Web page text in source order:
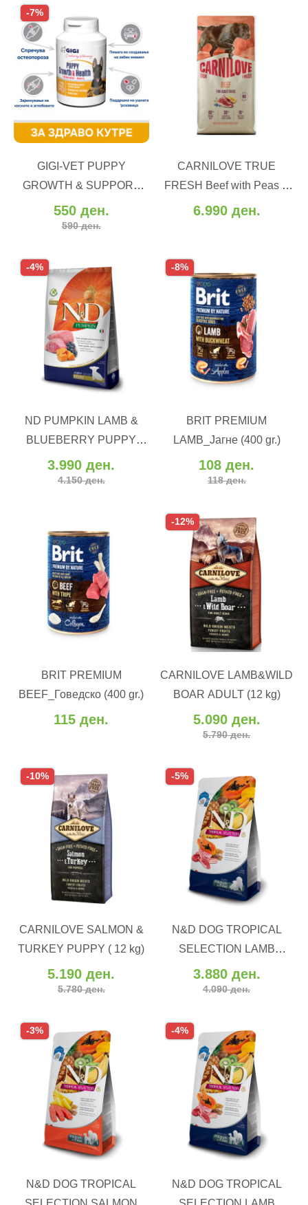
-7%
GIGI-VET PUPPY
GROWTH & SUPPORT
(30 tbl)
550 ден.
590 ден.
ВО КОШНИЧКА
Додај во желби
Додај за споредба
CARNILOVE TRUE
FRESH Beef with Peas &
Pumpkin - Свежо
6.990 ден.
Додај во желби
Додај за споредба
-4%
ND PUMPKIN LAMB &
BLUEBERRY PUPPY
MINI (7 kg)
3.990 ден.
4.150 ден.
Додај во желби
Додај за споредба
-8%
BRIT PREMIUM
LAMB_Јагне (400 gr.)
108 ден.
118 ден.
Додај во желби
Додај за споредба
BRIT PREMIUM
BEEF_Говедско (400 gr.)
115 ден.
Додај во желби
Додај за споредба
-12%
CARNILOVE LAMB&WILD
BOAR ADULT (12 kg)
5.090 ден.
5.790 ден.
ВО КОШНИЧКА
Додај во желби
Додај за споредба
-10%
CARNILOVE SALMON &
TURKEY PUPPY ( 12 kg)
5.190 ден.
5.780 ден.
ВО КОШНИЧКА
Додај во желби
Додај за споредба
-5%
N&D DOG TROPICAL
SELECTION LAMB
PUPPY MED/MAX 10 kg
3.880 ден.
4.090 ден.
ВО КОШНИЧКА
Додај во желби
Додај за споредба
-3%
N&D DOG TROPICAL
ВО КОШНИЧКА
Додај во желби
-4%
N&D DOG TROPICAL
ВО КОШНИЧКА
Додај во желби